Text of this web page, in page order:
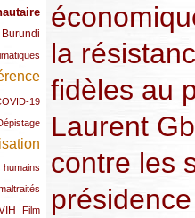
Burundi
19
humains
Film
la
fidèles au
Laurent
contre les